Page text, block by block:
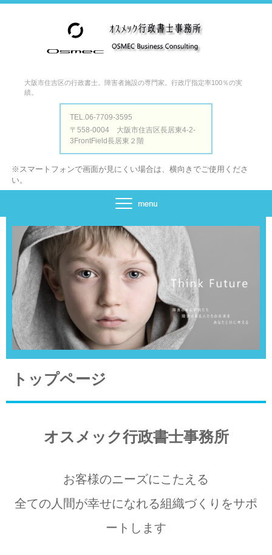
大阪市住吉区の行政書士。障害者施設の専門家。行政庁指定率100％の実
績。
TEL.06-7709-3595
〒558-0004 大阪市住吉区長居東4-2-
3FrontField長居東２階
※スマートフォンで画面が見にくい場合は、横向きでご使用くださ
い。
トップページ
オスメック行政書士事務所
お客様のニーズにこたえる
全ての人間が幸せになれる組織づくりをサポ
ートします